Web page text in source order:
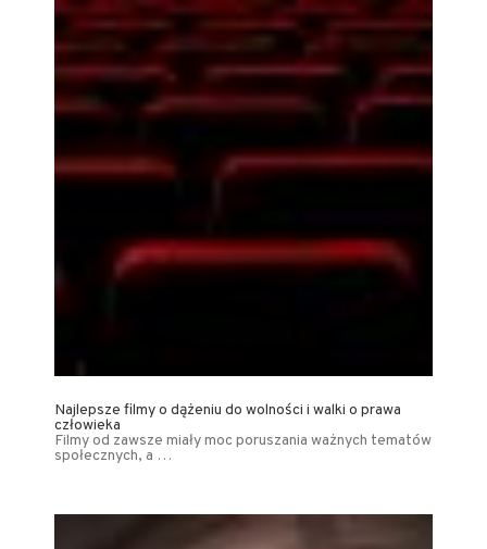
Najlepsze filmy o dążeniu do wolności i walki o prawa
człowieka
Filmy od zawsze miały moc poruszania ważnych tematów
społecznych, a …